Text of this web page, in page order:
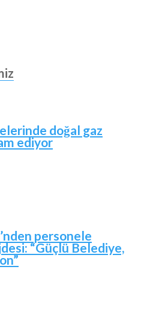
doğal gaz
ediyor
personele
“Güçlü Belediye,